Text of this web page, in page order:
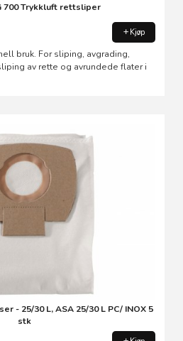
700 Trykkluft rettsliper
Kjøp
bruk. For sliping, avgrading,
av rette og avrundede flater i
- 25/30 L, ASA 25/30 L PC/ INOX 5
stk